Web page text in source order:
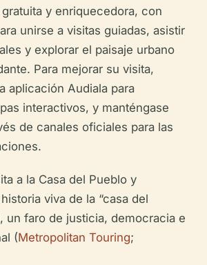
y enriquecedora, con
unirse a visitas guiadas, asistir
y explorar el paisaje urbano
Para mejorar su visita,
aplicación Audiala para
interactivos, y manténgase
de canales oficiales para las
a la Casa del Pueblo y
viva de la “casa del
un faro de justicia, democracia e
(Metropolitan Touring;